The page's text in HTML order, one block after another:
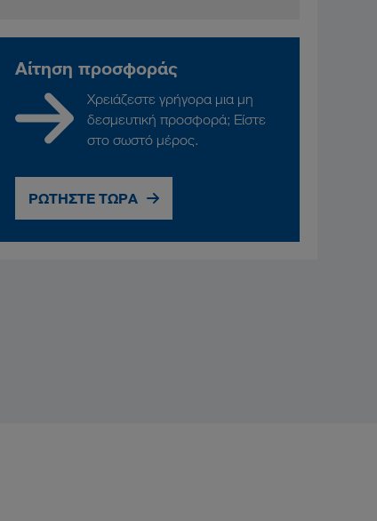
Αίτηση προσφοράς
Χρειάζεστε γρήγορα μια μη
δεσμευτική προσφορά; Είστε
στο σωστό μέρος.
ΡΩΤΗΣΤΕ ΤΩΡΑ